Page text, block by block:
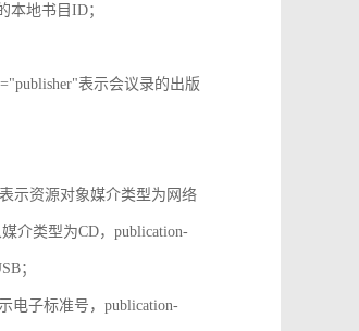
本地书目ID；
表示会议录的出版
示资源对象媒介类型为网络
介类型为CD，publication-
；
电子标准号，publication-